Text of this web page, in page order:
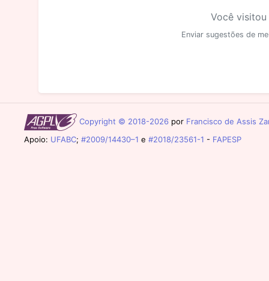
Você
Enviar sugestões de
Copyright © 2018-2026 por Francisco de Assis
Apoio: UFABC; #2009/14430–1 e #2018/23561-1 - FAPESP